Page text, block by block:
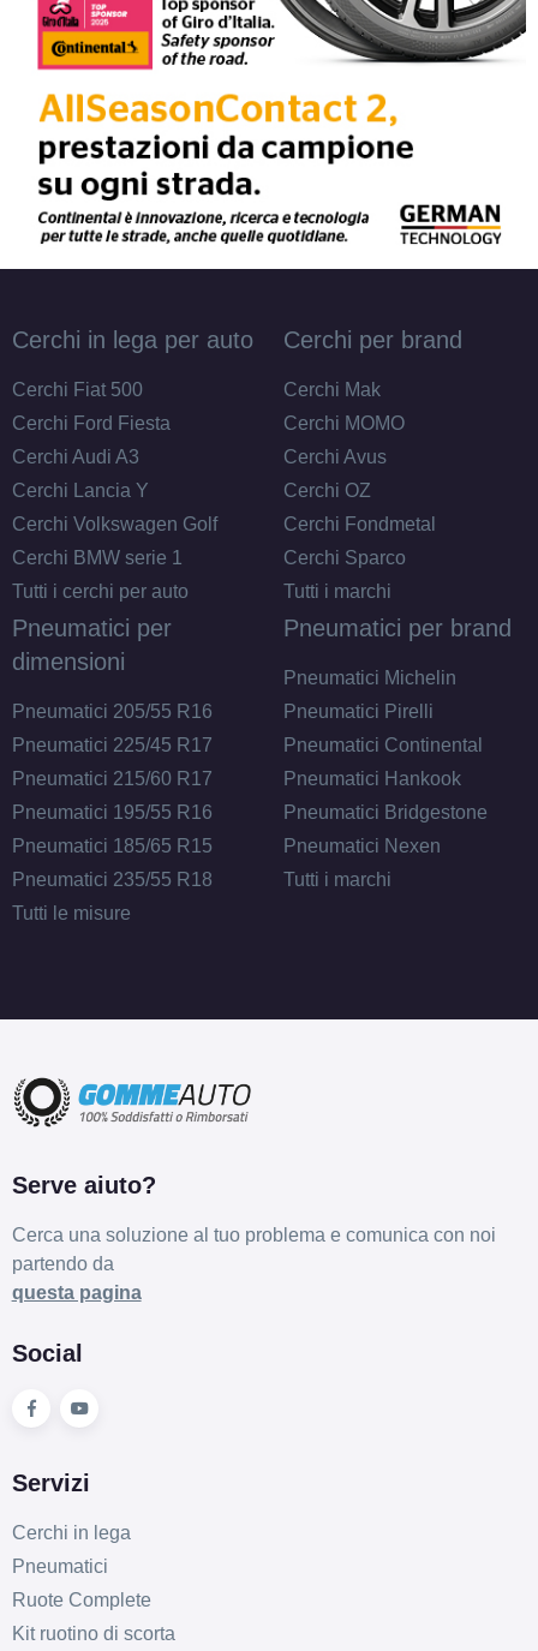
Cerchi in lega per auto
Cerchi Fiat 500
Cerchi Ford Fiesta
Cerchi Audi A3
Cerchi Lancia Y
Cerchi Volkswagen Golf
Cerchi BMW serie 1
Tutti i cerchi per auto
Cerchi per brand
Cerchi Mak
Cerchi MOMO
Cerchi Avus
Cerchi OZ
Cerchi Fondmetal
Cerchi Sparco
Tutti i marchi
Pneumatici per
dimensioni
Pneumatici 205/55 R16
Pneumatici 225/45 R17
Pneumatici 215/60 R17
Pneumatici 195/55 R16
Pneumatici 185/65 R15
Pneumatici 235/55 R18
Tutti le misure
Pneumatici per brand
Pneumatici Michelin
Pneumatici Pirelli
Pneumatici Continental
Pneumatici Hankook
Pneumatici Bridgestone
Pneumatici Nexen
Tutti i marchi
Serve aiuto?
Cerca una soluzione al tuo problema e comunica con noi
partendo da
questa pagina
Social
Servizi
Cerchi in lega
Pneumatici
Ruote Complete
Kit ruotino di scorta